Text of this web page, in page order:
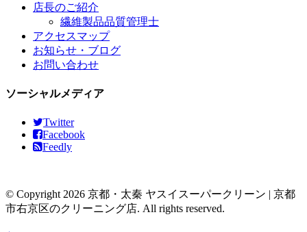
店長のご紹介
繊維製品品質管理士
アクセスマップ
お知らせ・ブログ
お問い合わせ
ソーシャルメディア
Twitter
Facebook
Feedly
© Copyright 2026 京都・太秦 ヤスイスーパークリーン | 京都
市右京区のクリーニング店. All rights reserved.